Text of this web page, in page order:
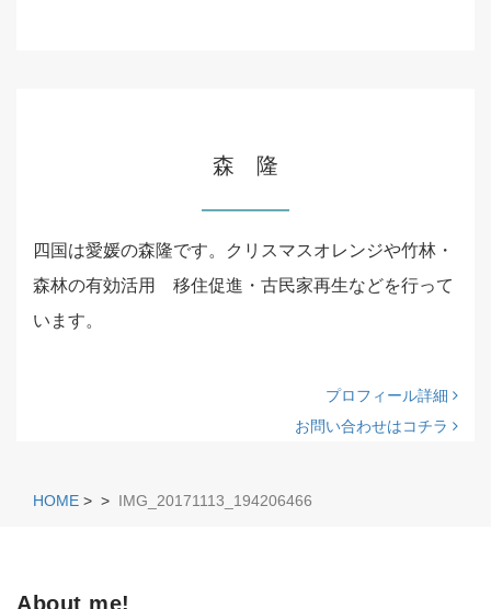
森 隆
四国は愛媛の森隆です。クリスマスオレンジや竹林・
森林の有効活用 移住促進・古民家再生などを行って
います。
プロフィール詳細
お問い合わせはコチラ
HOME > > IMG_20171113_194206466
About me!